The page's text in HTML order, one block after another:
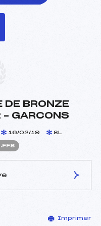
DE BRONZE
GARCONS
16/02/19 SL
MAXIT LUDOVIC (MB)
Imprimer